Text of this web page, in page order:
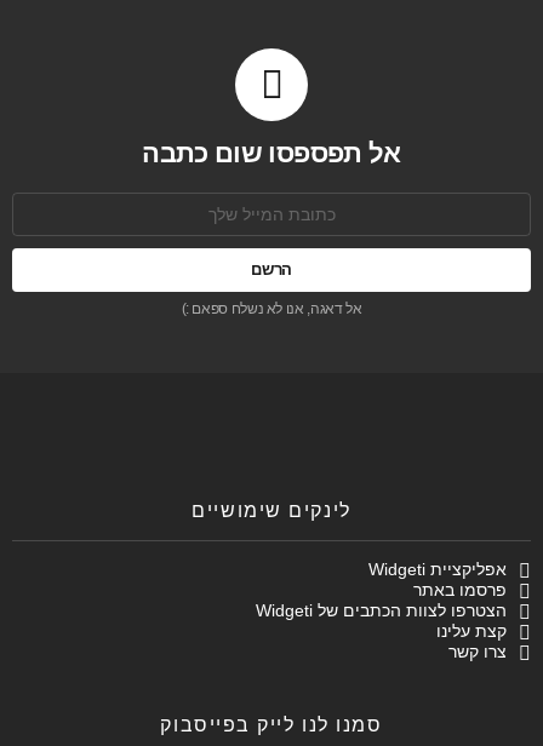
אל תפספסו שום כתבה
אל דאגה, אנו לא נשלח ספאם :)
לינקים שימושיים
אפליקציית Widgeti
פרסמו באתר
הצטרפו לצוות הכתבים של Widgeti
קצת עלינו
צרו קשר
סמנו לנו לייק בפייסבוק